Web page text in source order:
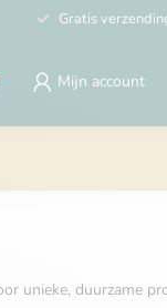
Gratis
Mijn account
unieke, duurzame